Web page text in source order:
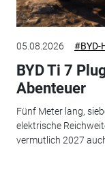
05.08.2026 #BYD-
BYD Ti 7
Abenteuer
Fünf Meter lang,
elektrische
vermutlich 2027